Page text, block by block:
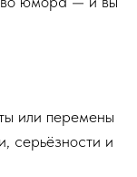
или перемены
серьёзности и